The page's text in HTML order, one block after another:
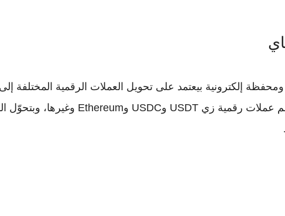
إلكترونية بيعتمد على تحويل العملات الرقمية المختلفة
عملات رقمية زي USDT وUSDC وEthereum
وغيرها، وبتحوّل
.